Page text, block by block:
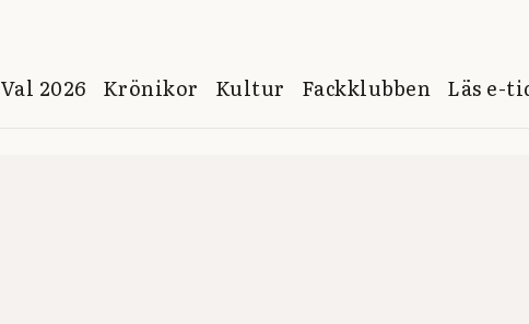
Val 2026 Krönikor Kultur Fackklubben Läs e-